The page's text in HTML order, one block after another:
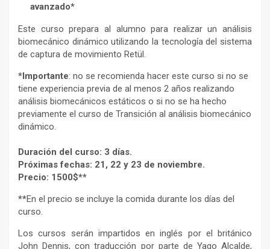
avanzado*
Este curso prepara al alumno para realizar un análisis
biomecánico dinámico utilizando la tecnología del sistema
de captura de movimiento Retül.
*Importante: no se recomienda hacer este curso si no se
tiene experiencia previa de al menos 2 años realizando
análisis biomecánicos estáticos o si no se ha hecho
previamente el curso de Transición al análisis biomecánico
dinámico.
Duración del curso: 3 días.
Próximas fechas: 21, 22 y 23 de noviembre.
Precio: 1500$**
**En el precio se incluye la comida durante los días del
curso.
Los cursos serán impartidos en inglés por el británico
John Dennis, con traducción por parte de Yago Alcalde,